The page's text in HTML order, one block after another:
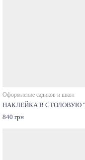
Оформление садиков и школ
НАКЛЕЙКА В СТОЛОВУЮ
840 грн